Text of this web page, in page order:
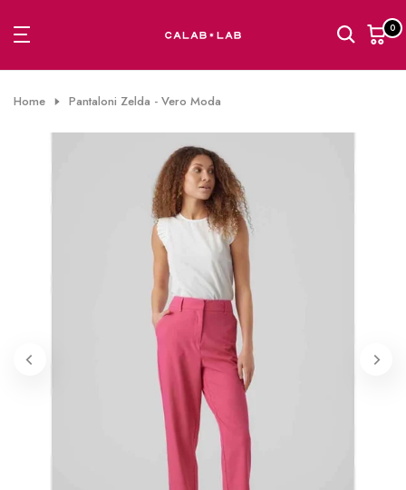
al
0
Home Pantaloni Zelda - Vero Moda